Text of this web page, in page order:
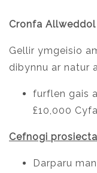
Cronfa
Gellir ymgeisio
dibynnu ar natur
furflen gais
£10,000
Cefnogi
Darparu